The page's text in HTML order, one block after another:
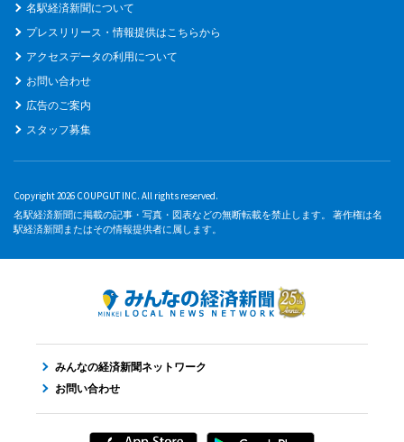
名駅経済新聞について
プレスリリース・情報提供はこちらから
アクセスデータの利用について
お問い合わせ
広告のご案内
スタッフ募集
Copyright 2026 COUPGUT INC. All rights reserved.
名駅経済新聞に掲載の記事・写真・図表などの無断転載を禁止します。 著作権は名
駅経済新聞またはその情報提供者に属します。
みんなの経済新聞ネットワーク
お問い合わせ